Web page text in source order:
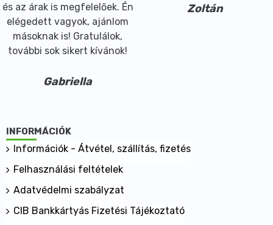
és az árak is megfelelőek. Én
elégedett vagyok, ajánlom
másoknak is! Gratulálok,
további sok sikert kívánok!
Gabriella
Zoltán
INFORMÁCIÓK
Információk - Átvétel, szállítás, fizetés
Felhasználási feltételek
Adatvédelmi szabályzat
CIB Bankkártyás Fizetési Tájékoztató